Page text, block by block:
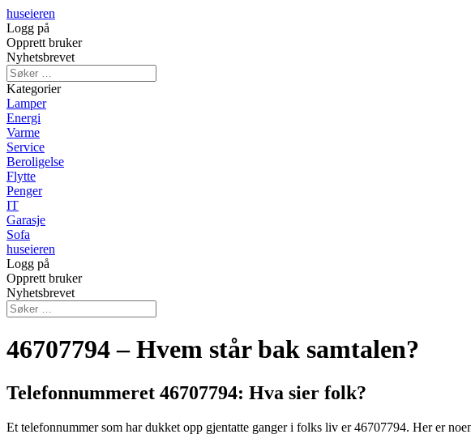
huseieren
Logg på
Opprett bruker
Nyhetsbrevet
Kategorier
Lamper
Energi
Varme
Service
Beroligelse
Flytte
Penger
IT
Garasje
Sofa
huseieren
Logg på
Opprett bruker
Nyhetsbrevet
46707794 – Hvem står bak samtalen?
Telefonnummeret 46707794: Hva sier folk?
Et telefonnummer som har dukket opp gjentatte ganger i folks liv er 46707794. Her er